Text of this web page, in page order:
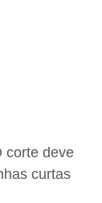
corte deve
curtas